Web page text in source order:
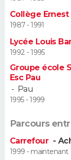
Alimentation
Guide de la santé
Maladies
Médicaments
Sommeil
VOYAGE
Destinations
City break
Voyage nature
Voyage de noces
Forum
Climat
+
PHOTO
GUIDES D'ACHAT
BONS PLANS
DICTIONNAIRE
Collège Ernest
1987 - 1991
Lycée Louis
1992 - 1995
Groupe école
Esc Pau
- Pau
1995 - 1999
Parcours
Carrefour -
1999 - maintenant